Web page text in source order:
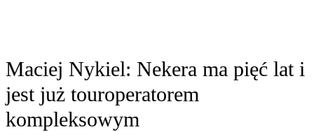
Maciej Nykiel: Nekera ma pięć lat i
jest już touroperatorem
kompleksowym